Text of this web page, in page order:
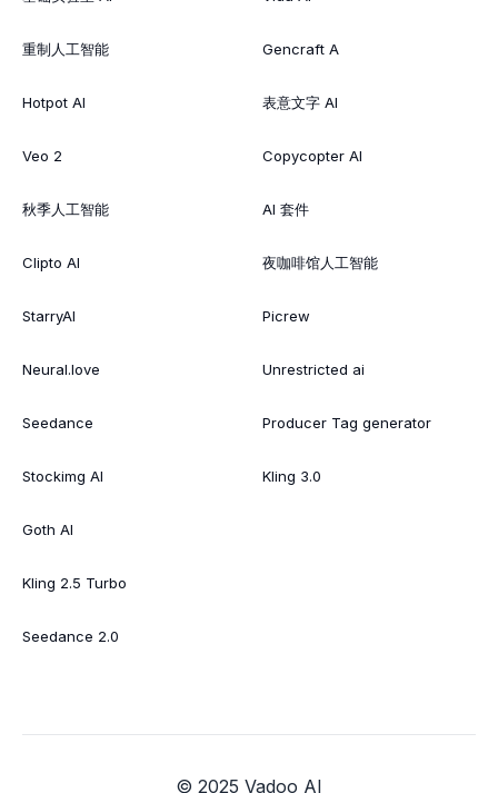
重制人工智能
Hotpot AI
Veo 2
秋季人工智能
Clipto AI
StarryAI
Neural.love
Seedance
Stockimg AI
Goth AI
Kling 2.5 Turbo
Seedance 2.0
Gencraft A
表意文字 AI
Copycopter AI
AI 套件
夜咖啡馆人工智能
Picrew
Unrestricted ai
Producer Tag generator
Kling 3.0
© 2025 Vadoo AI